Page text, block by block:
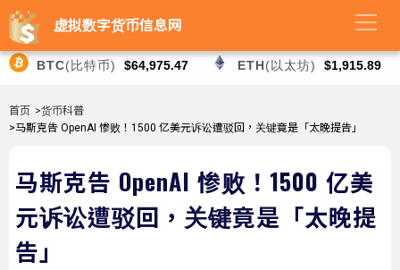
虚拟数字货币信息网
BTC(比特币) $64,975.47 ETH(以太坊) $1,915.89
首页 >货币科普
>马斯克告 OpenAI 惨败！1500 亿美元诉讼遭驳回，关键竟是「太晚提告」
马斯克告 OpenAI 惨败！1500 亿美
元诉讼遭驳回，关键竟是「太晚提
告」